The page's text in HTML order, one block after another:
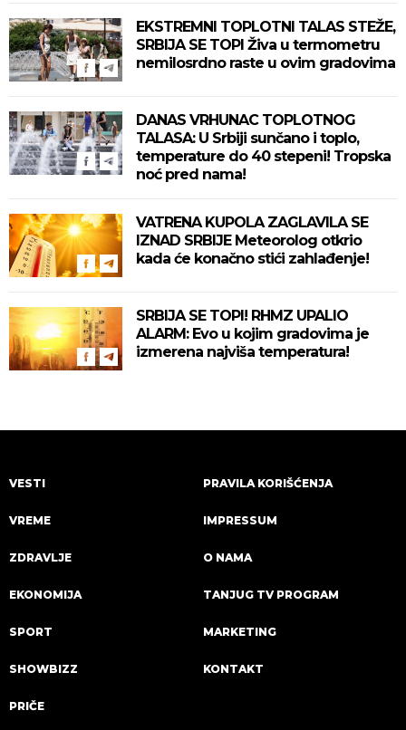
EKSTREMNI TOPLOTNI TALAS STEŽE,
SRBIJA SE TOPI Živa u termometru
nemilosrdno raste u ovim gradovima
DANAS VRHUNAC TOPLOTNOG
TALASA: U Srbiji sunčano i toplo,
temperature do 40 stepeni! Tropska
noć pred nama!
VATRENA KUPOLA ZAGLAVILA SE
IZNAD SRBIJE Meteorolog otkrio
kada će konačno stići zahlađenje!
SRBIJA SE TOPI! RHMZ UPALIO
ALARM: Evo u kojim gradovima je
izmerena najviša temperatura!
VESTI
VREME
ZDRAVLJE
EKONOMIJA
SPORT
SHOWBIZZ
PRIČE
PRAVILA KORIŠĆENJA
IMPRESSUM
O NAMA
TANJUG TV PROGRAM
MARKETING
KONTAKT